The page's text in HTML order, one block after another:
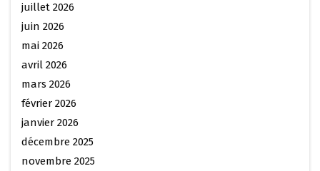
juillet 2026
juin 2026
mai 2026
avril 2026
mars 2026
février 2026
janvier 2026
décembre 2025
novembre 2025